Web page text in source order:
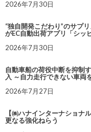
2026年7月30日
“独自開発こだわり”のサプ
がEC自動出荷アプリ「シッ
2026年7月30日
自動車船の荷役中断を抑制
入 ～自力走行できない車両
2026年7月27日
【㈱ハナインターナショナ
更なる強化ねらう